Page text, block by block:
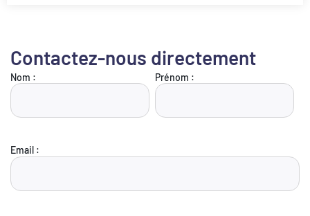
Contactez-nous directement
Nom : Prénom :
Email :